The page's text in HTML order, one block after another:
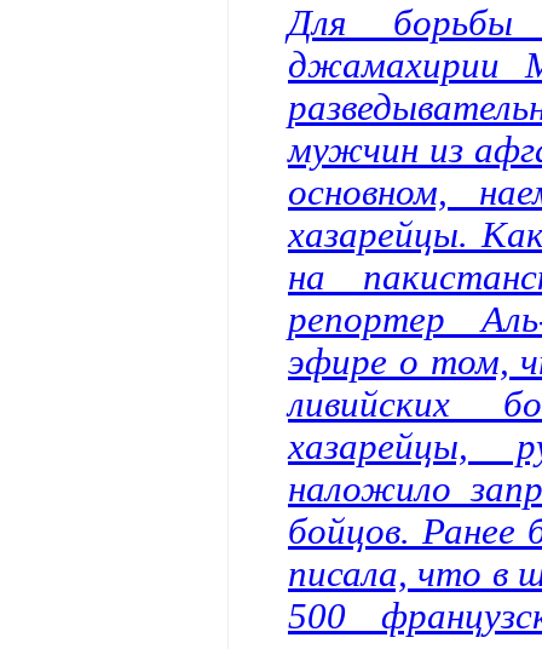
Для борьбы
джамахирии
мужчин из
основном,
хазарейцы.
на
репортер
эфире о том,
ливийских
хазарейцы,
наложило
бойцов. Ранее
писала, что в
500